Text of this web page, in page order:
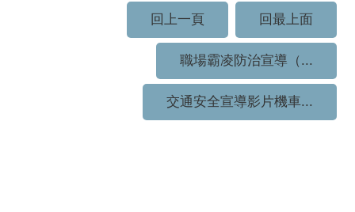
回上一頁
回最上面
職場霸凌防治宣導（...
交通安全宣導影片機車...